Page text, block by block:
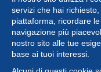
servizi che hai
piattaforma, ricordare
navigazione più
nostro sito alle tue
base ai tuoi interessi.
Collezione